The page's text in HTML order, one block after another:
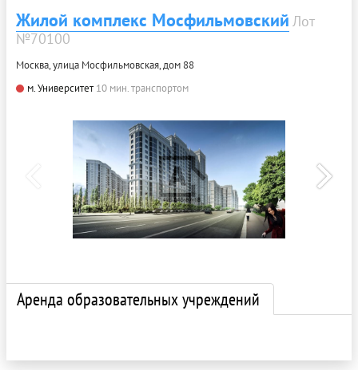
Жилой комплекс Мосфильмовский Лот
№70100
Москва, улица Мосфильмовская, дом 88
м. Университет 10 мин. транспортом
Аренда образовательных учреждений